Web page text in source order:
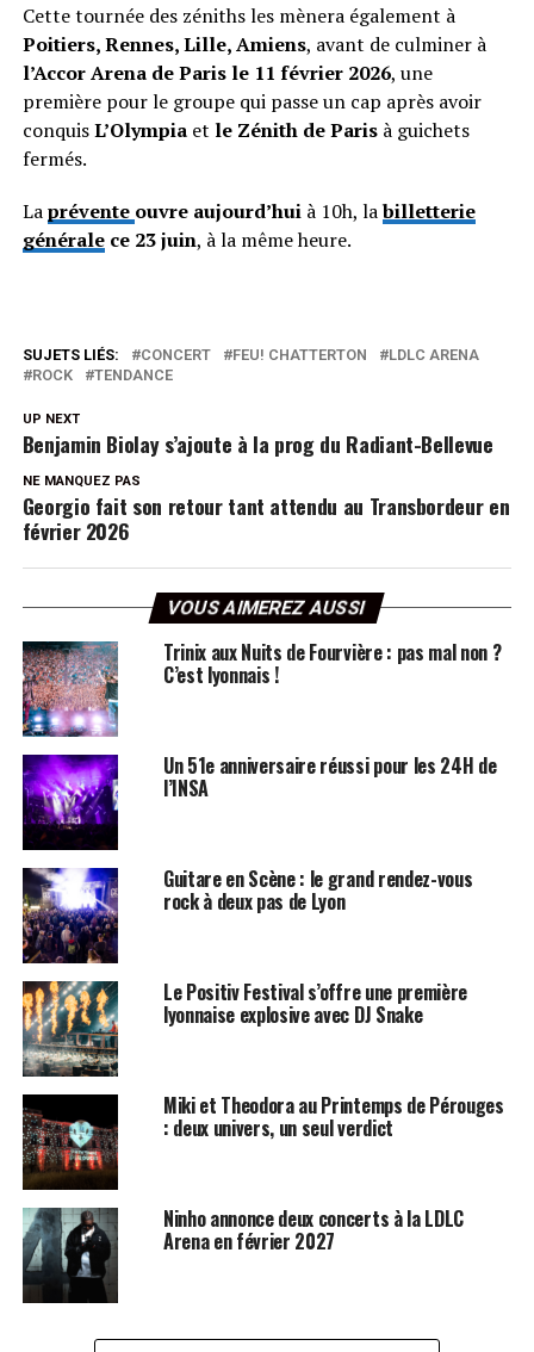
Cette tournée des zéniths les mènera également à
Poitiers, Rennes, Lille, Amiens, avant de culminer à
l’Accor Arena de Paris le 11 février 2026, une
première pour le groupe qui passe un cap après avoir
conquisL’Olympiaet le Zénith de Parisà guichets
fermés.
Laprévente ouvre aujourd’huià 10h, labilletterie
généralece 23 juin, à la même heure.
SUJETS LIÉS: CONCERT FEU! CHATTERTON
LDLC ARENA
ROCK
TENDANCE
UP NEXT
Benjamin Biolay s’ajoute à la prog du Radiant-Bellevue
NE MANQUEZ PAS
Georgio fait son retour tant attendu au Transbordeur en
février 2026
VOUS AIMEREZ AUSSI
Trinix aux Nuits de Fourvière : pas mal non ?
C’est lyonnais !
Un 51e anniversaire réussi pour les 24H de
l’INSA
Guitare en Scène : le grand rendez-vous
rock à deux pas de Lyon
Le Positiv Festival s’offre une première
lyonnaise explosive avec DJ Snake
Miki et Theodora au Printemps de Pérouges
: deux univers, un seul verdict
Ninho annonce deux concerts à la LDLC
Arena en février 2027